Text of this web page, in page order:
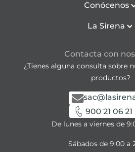
Conócenos
La Sirena
Contacta con
¿Tienes alguna consulta sobre
productos?
900 21 06 21
De lunes a viernes de
Sábados de 9:00 a